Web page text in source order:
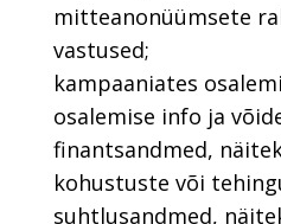
mitteanonüümsete
vastused;
kampaaniates
osalemise info ja
finantsandmed,
kohustuste või
suhtlusandmed,